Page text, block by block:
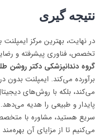
نتیجه گیری
در نهایت، بهترین مرکز ایمپلنت
تخصص، فناوری پیشرفته و
گروه دندانپزشکی دکتر روشن
برآورده می‌کند. ایمپلنت بدون
می‌کند، بلکه با روش‌های
پایدار و طبیعی را هدیه
سریع هستید، مشاوره با
می‌کنیم تا از مزایای آن